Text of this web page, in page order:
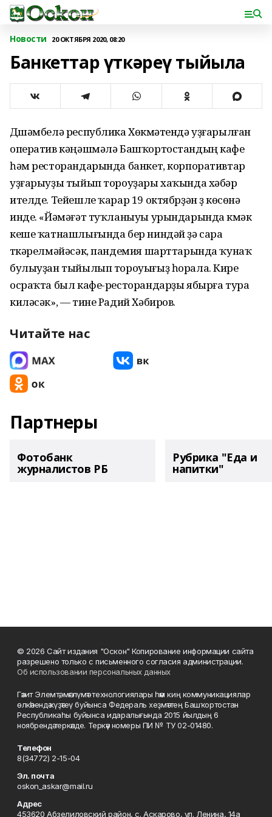
Новости 20 ОКТЯБРЯ 2020, 08:20
Банкеттар үткәреү тыйыла
Дүшәмбелә республика Хөкүмәтендә уҙғарылған
оператив кәңәшмәлә Башҡортостандың кафе
һәм ресторандарында банкет, корпоративтар
уҙғарыуҙы тыйып тороуҙары хаҡында хәбәр
ителде. Тейешле ҡарар 19 октябрҙән үҙ көсөнә
инде. «Йәмәғәт туҡланыуы урындарында күмәк
кеше ҡатнашлығында бер ниндәй ҙә сара
үткәрелмәйәсәк, пандемия шарттарында ҡунаҡ
булыуҙан тыйылып тороуығыҙ һорала. Кире
осраҡта был кафе-ресторандарҙы ябырға тура
киләсәк», — тине Радий Хәбиров.
Читайте нас
Партнеры
Фотобанк
журналистов РБ
Рубрика "Еда и
напитки"
© 2026 Сайт издания "Оскон" Копирование информации сайта
разрешено только с письменного согласия администрации.
Об использовании персональных данных
Гәзит Элемтә, мәғлүмәт технологиялары һәм киң коммуникациялар
өлкәһендә күҙәтеү буйынса Федераль хеҙмәттең Башҡортостан
Республикаһы буйынса идаралығында 2015 йылдың 6
ноябрендә теркәлде. Теркәү номеры ПИ № ТУ 02-01480.
Телефон
8(34772) 2-15-04
Эл. почта
oskon_askar@mail.ru
Адрес
453620 Абзелиловский район, с. Аскарово, ул. Ленина, 14а